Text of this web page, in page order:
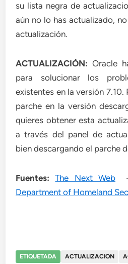
su lista negra de
aún no lo has actualizado,
actualización.
ACTUALIZACIÓN: Oracle
para solucionar los
existentes en la versión
parche en la versión
quieres obtener esta
a través del panel de
bien descargando el parche
Fuentes:The Next Web
Department of Homeland
ETIQUETADA ACTUALIZACION